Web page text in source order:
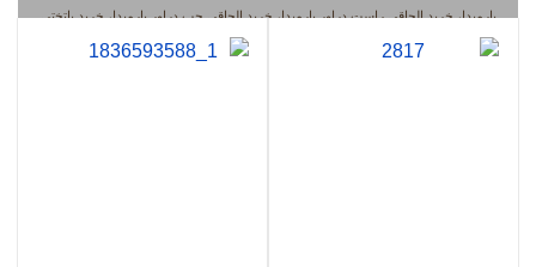
پارمیدا، خرید الحاقی راست دراور پارمیدا، خرید الحاقی چپ دراور پارمیدا، خرید پاتختی
بدون پشتی پارمیدا چپ، خرید پاتختی بدون پشتی پارمیدا راست ، فروش تخت یکنفره